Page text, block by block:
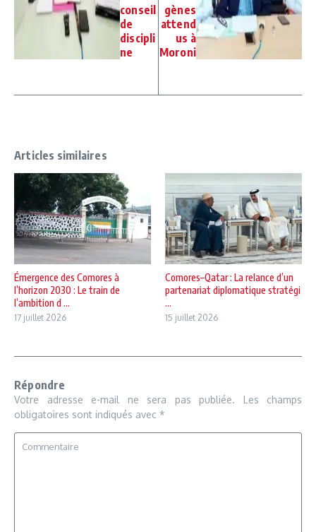
conseil
de
discipli
ne
gènes
attend
us à
Moroni
Articles similaires
Émergence des Comores à
l’horizon 2030 : Le train de
l’ambition d ...
17 juillet 2026
Comores–Qatar : La relance d’un
partenariat diplomatique stratégi
...
15 juillet 2026
Répondre
Votre adresse e-mail ne sera pas publiée.
Les champs
obligatoires sont indiqués avec *